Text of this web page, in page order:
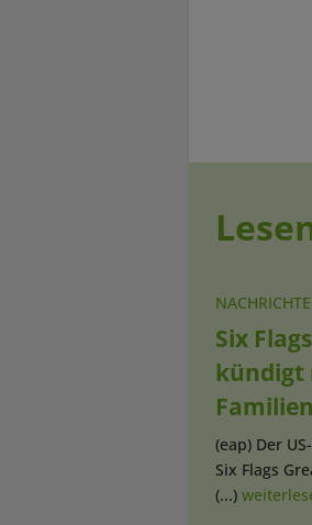
Six
kündigt
(eap) Der
Six Flags
(...)